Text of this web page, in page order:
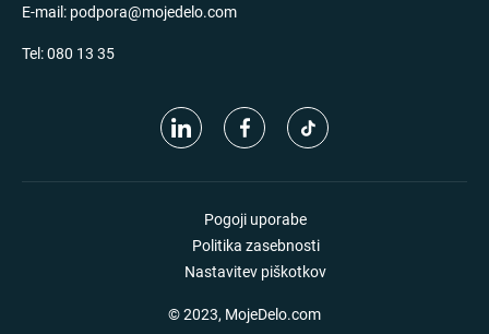
E-mail: podpora@mojedelo.com
Tel:080 13 35
Pogoji uporabe
Politika zasebnosti
Nastavitev piškotkov
© 2023, MojeDelo.com